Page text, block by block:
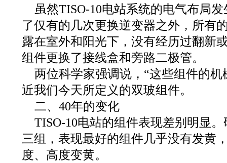
虽然TISO‐10电站系统的电气布局
了仅有的几次更换逆变器之外，所有
露在室外和阳光下，没有经历过翻新
组件更换了接线盒和旁路二极管。
两位科学家强调说，“这些组件的
近我们今天所定义的双玻组件。
二、40年的变化
TISO‐10电站的组件表现差别明显
三组，表现最好的组件几乎没有发黄
度、高度变黄。